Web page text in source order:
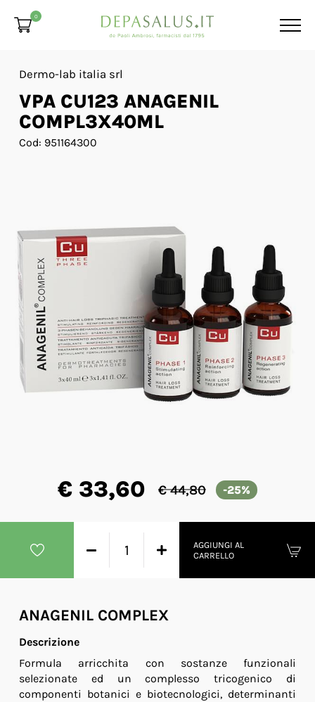
0
Dermo-lab italia srl
VPA CU123 ANAGENIL
COMPL3X40ML
Cod: 951164300
€ 33,60 € 44,80 -25%
AGGIUNGI AL
CARRELLO
ANAGENIL COMPLEX
Descrizione
Formula arricchita con sostanze funzionali
selezionate ed un complesso tricogenico di
componenti botanici e biotecnologici, determinanti